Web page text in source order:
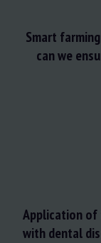
Smart
can we
Application of
with dental